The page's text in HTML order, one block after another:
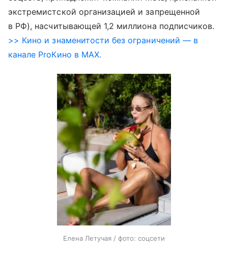
экстремистской организацией и запрещенной
в РФ), насчитывающей 1,2 миллиона подписчиков.
>> Кино и знаменитости без ограничений — в
канале ProКино в MAX.
Елена Летучая / фото: соцсети